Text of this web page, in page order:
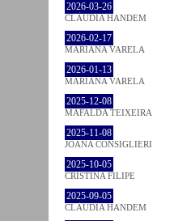
2026-03-26
CLÁUDIA HANDEM
2026-02-17
MARIANA VARELA
2026-01-13
MARIANA VARELA
2025-12-08
MAFALDA TEIXEIRA
2025-11-08
JOANA CONSIGLIERI
2025-10-05
CRISTINA FILIPE
2025-09-05
CLÁUDIA HANDEM